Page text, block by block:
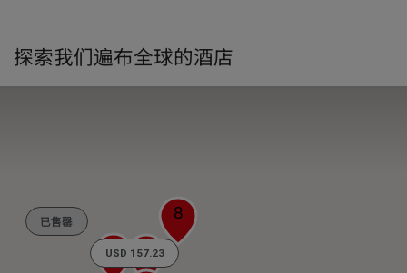
探索我们遍布全球的酒店
已售罄
USD 157.23
8
14
14